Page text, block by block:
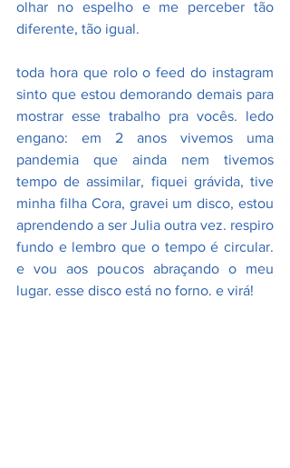
olhar no espelho e me perceber tão
diferente, tão igual.
toda hora que rolo o feed do instagram
sinto que estou demorando demais para
mostrar esse trabalho pra vocês. ledo
engano: em 2 anos vivemos uma
pandemia que ainda nem tivemos
tempo de assimilar, fiquei grávida, tive
minha filha Cora, gravei um disco, estou
aprendendo a ser Julia outra vez. respiro
fundo e lembro que o tempo é circular.
e vou aos poucos abraçando o meu
lugar. esse disco está no forno. e virá!